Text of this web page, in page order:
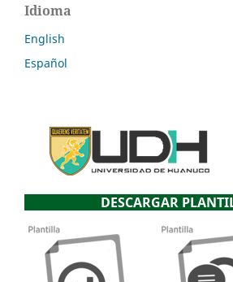
Idioma
English
Español
DESCARGAR